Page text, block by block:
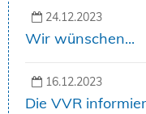
24.12.2023
Wir wünschen...
16.12.2023
Die VVR